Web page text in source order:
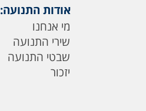
אודות התנועה:
מי אנחנו
שירי התנועה
שבטי התנועה
יזכור